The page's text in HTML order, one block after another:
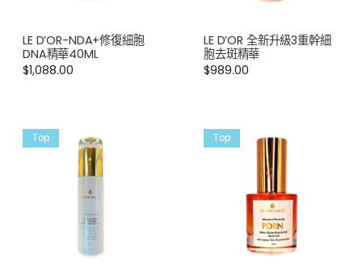
LE D’OR-NDA+修復細胞
DNA精華40ML
$1,088.00
LE D’OR 全新升級3重幹細
胞去斑精華
$989.00
Top Top